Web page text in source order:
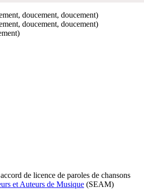
doucement, doucement)
doucement, doucement)
de licence de paroles de chansons
et Auteurs de Musique (SEAM)